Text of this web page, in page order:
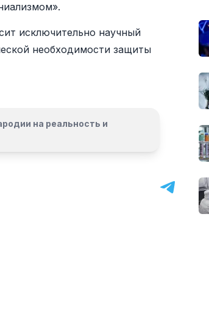
исключительно научный
необходимости защиты
на реальность и